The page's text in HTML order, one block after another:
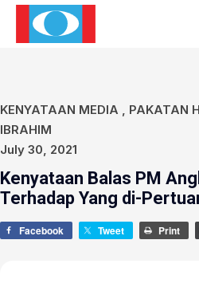
KENYATAAN MEDIA , PAKATAN
IBRAHIM
July 30, 2021
Kenyataan Balas PM
Terhadap Yang di-
Facebook Tweet Print